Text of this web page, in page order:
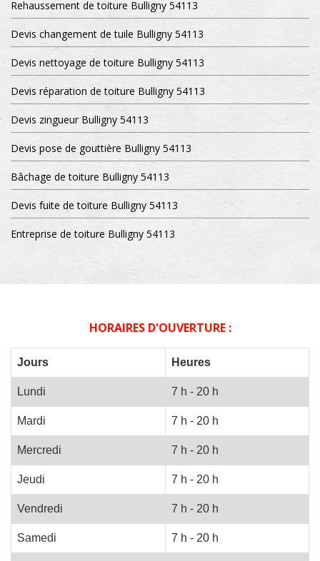
Rehaussement de toiture Bulligny 54113
Devis changement de tuile Bulligny 54113
Devis nettoyage de toiture Bulligny 54113
Devis réparation de toiture Bulligny 54113
Devis zingueur Bulligny 54113
Devis pose de gouttière Bulligny 54113
Bâchage de toiture Bulligny 54113
Devis fuite de toiture Bulligny 54113
Entreprise de toiture Bulligny 54113
HORAIRES D'OUVERTURE :
Jours Heures
Lundi 7 h - 20 h
Mardi 7 h - 20 h
Mercredi 7 h - 20 h
Jeudi 7 h - 20 h
Vendredi 7 h - 20 h
Samedi 7 h - 20 h